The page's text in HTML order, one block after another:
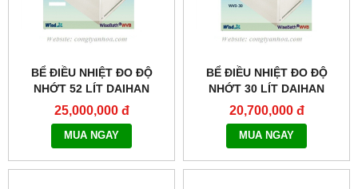
BỂ ĐIỀU NHIỆT ĐO ĐỘ
NHỚT 52 LÍT DAIHAN
MODEL: WVB-52
25,000,000 đ
MUA NGAY
BỂ ĐIỀU NHIỆT ĐO ĐỘ
NHỚT 30 LÍT DAIHAN
MODEL: WVB-30
20,700,000 đ
MUA NGAY